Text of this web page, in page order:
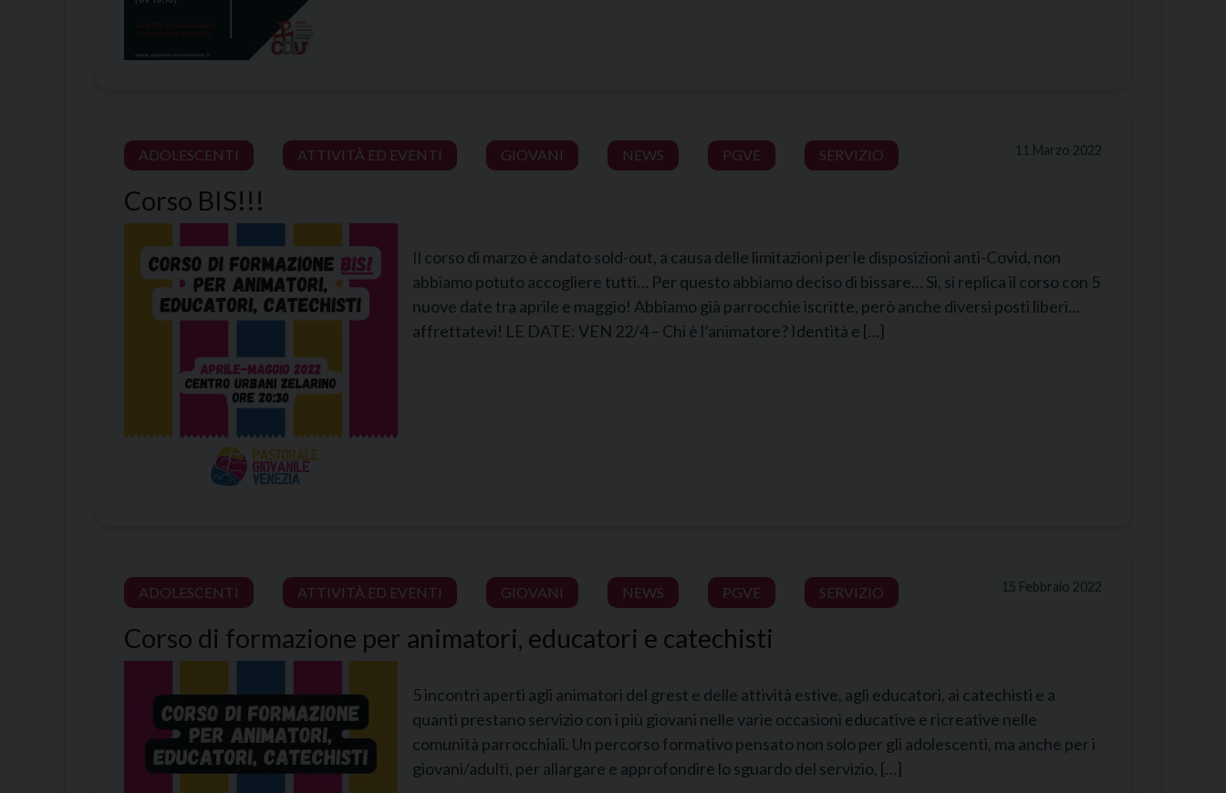
11 Marzo 2022
ADOLESCENTI ATTIVITÀ ED EVENTI GIOVANI NEWS PGVE SERVIZIO
Corso BIS!!!
Il corso di marzo è andato sold-out, a causa delle limitazioni per le disposizioni anti-Covid, non
abbiamo potuto accogliere tutti… Per questo abbiamo deciso di bissare… Sì, si replica il corso con 5
nuove date tra aprile e maggio! Abbiamo già parrocchie iscritte, però anche diversi posti liberi…
affrettatevi! LE DATE: VEN 22/4 – Chi è l’animatore? Identità e […]
15 Febbraio 2022
ADOLESCENTI ATTIVITÀ ED EVENTI GIOVANI NEWS PGVE SERVIZIO
Corso di formazione per animatori, educatori e catechisti
5 incontri aperti agli animatori del grest e delle attività estive, agli educatori, ai catechisti e a
quanti prestano servizio con i più giovani nelle varie occasioni educative e ricreative nelle
comunità parrocchiali. Un percorso formativo pensato non solo per gli adolescenti, ma anche per i
giovani/adulti, per allargare e approfondire lo sguardo del servizio, […]